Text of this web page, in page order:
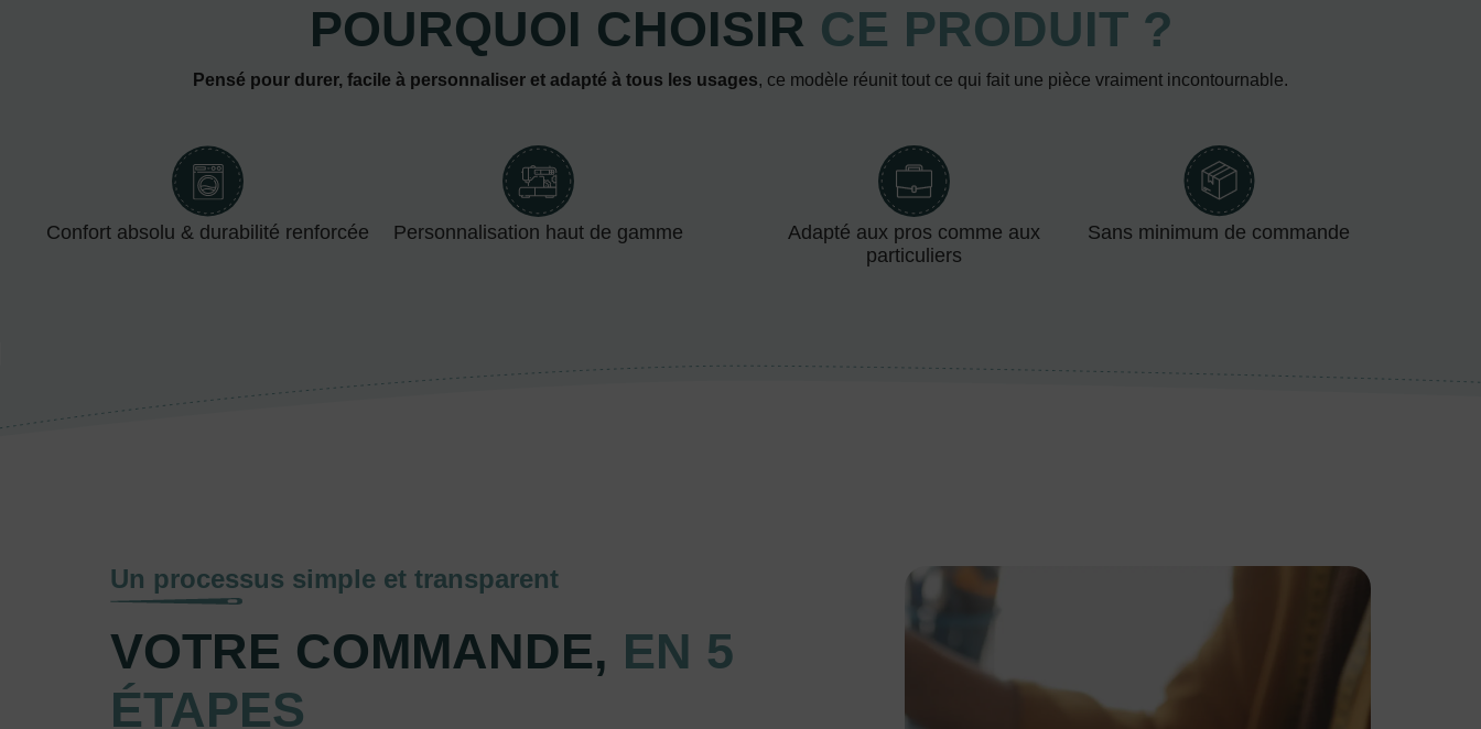
POURQUOI CHOISIR CE PRODUIT ?
Pensé pour durer, facile à personnaliser et adapté à tous les usages, ce modèle réunit tout ce qui fait une pièce vraiment incontournable.
Confort absolu & durabilité renforcée Personnalisation haut de gamme
Adapté aux pros comme aux
particuliers
Sans minimum de commande
Un processus simple et transparent
VOTRE COMMANDE, EN 5
ÉTAPES